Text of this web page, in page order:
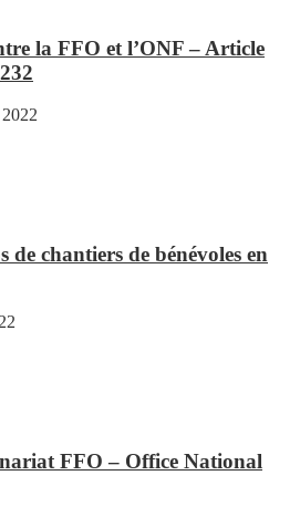
la FFO et l’ONF – Article
de chantiers de bénévoles en
FFO – Office National